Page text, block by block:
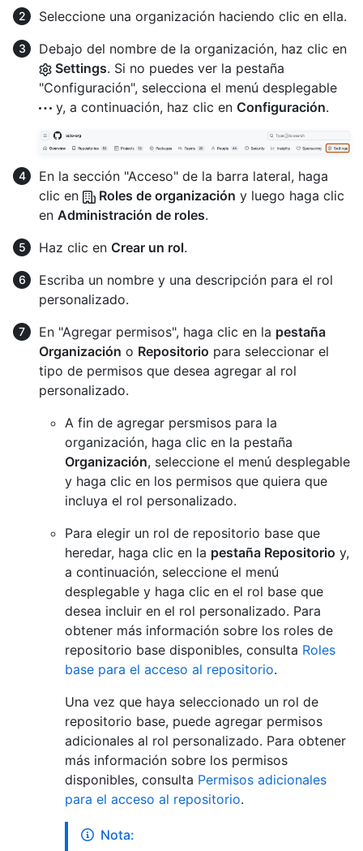
Seleccione una organización haciendo clic en ella.
Debajo del nombre de la organización, haz clic en
Settings. Si no puedes ver la pestaña
"Configuración", selecciona el menú desplegable
y, a continuación, haz clic en Configuración.
En la sección "Acceso" de la barra lateral, haga
clic en
Roles de organización y luego haga clic
en Administración de roles.
Haz clic en Crear un rol.
Escriba un nombre y una descripción para el rol
personalizado.
En "Agregar permisos", haga clic en la pestaña
Organización o Repositorio para seleccionar el
tipo de permisos que desea agregar al rol
personalizado.
A fin de agregar persmisos para la
organización, haga clic en la pestaña
Organización, seleccione el menú desplegable
y haga clic en los permisos que quiera que
incluya el rol personalizado.
Para elegir un rol de repositorio base que
heredar, haga clic en la pestaña Repositorio y,
a continuación, seleccione el menú
desplegable y haga clic en el rol base que
desea incluir en el rol personalizado. Para
obtener más información sobre los roles de
repositorio base disponibles, consulta Roles
base para el acceso al repositorio.
Una vez que haya seleccionado un rol de
repositorio base, puede agregar permisos
adicionales al rol personalizado. Para obtener
más información sobre los permisos
disponibles, consulta Permisos adicionales
para el acceso al repositorio.
Nota: